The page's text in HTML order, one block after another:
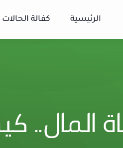
الرئيسية كفالة الحالات